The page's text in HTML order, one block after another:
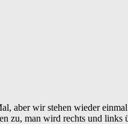
aber wir stehen wieder
zu, man wird rechts und links